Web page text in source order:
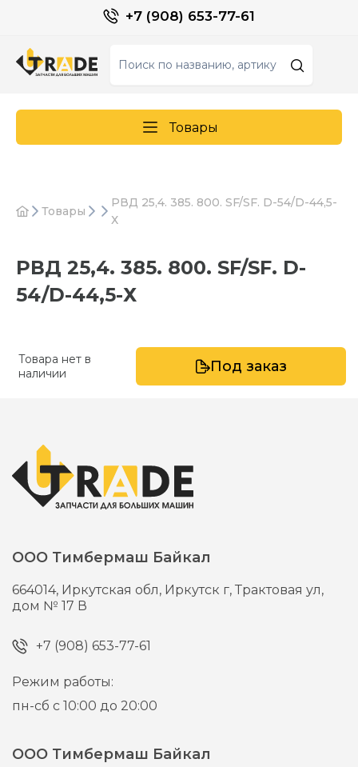
+7 (908) 653-77-61
Товары
Товары
РВД 25,4. 385. 800. SF/SF. D-54/D-44,5-
Х
РВД 25,4. 385. 800. SF/SF. D-
54/D-44,5-Х
Товара нет в
наличии
Под заказ
ООО Тимбермаш Байкал
664014, Иркутская обл, Иркутск г,Трактовая ул,
дом № 17 В
+7 (908) 653-77-61
Режим работы:
пн-сб с 10:00 до 20:00
ООО Тимбермаш Байкал